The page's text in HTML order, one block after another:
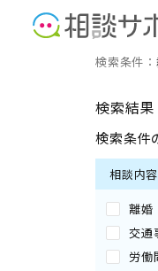
群
検索条件：
検索結果
検索条件
相談内容
離婚
交通
労働